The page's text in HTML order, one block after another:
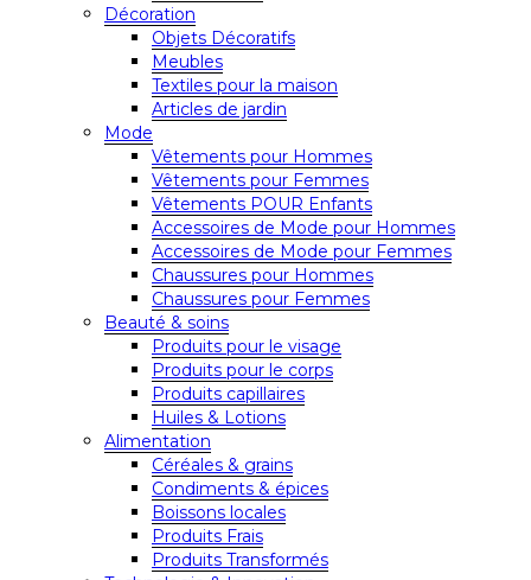
Décoration
Objets Décoratifs
Meubles
Textiles pour la maison
Articles de jardin
Mode
Vêtements pour Hommes
Vêtements pour Femmes
Vêtements POUR Enfants
Accessoires de Mode pour Hommes
Accessoires de Mode pour Femmes
Chaussures pour Hommes
Chaussures pour Femmes
Beauté & soins
Produits pour le visage
Produits pour le corps
Produits capillaires
Huiles & Lotions
Alimentation
Céréales & grains
Condiments & épices
Boissons locales
Produits Frais
Produits Transformés